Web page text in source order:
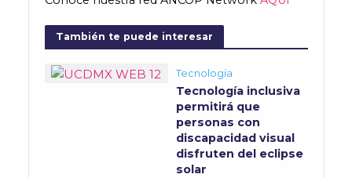
También te puede interesar
Tecnología
Tecnología inclusiva
permitirá que
personas con
discapacidad visual
disfruten del eclipse
solar